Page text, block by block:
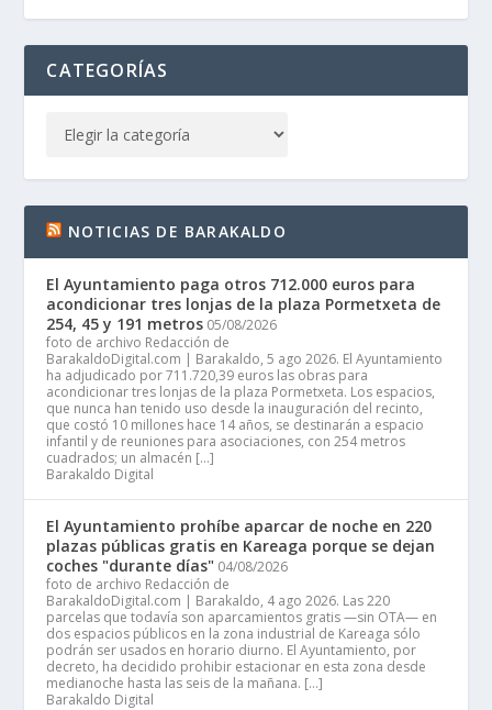
CATEGORÍAS
NOTICIAS DE BARAKALDO
El Ayuntamiento paga otros 712.000 euros para
acondicionar tres lonjas de la plaza Pormetxeta de
254, 45 y 191 metros 05/08/2026
foto de archivo Redacción de
BarakaldoDigital.com | Barakaldo, 5 ago 2026. El Ayuntamiento
ha adjudicado por 711.720,39 euros las obras para
acondicionar tres lonjas de la plaza Pormetxeta. Los espacios,
que nunca han tenido uso desde la inauguración del recinto,
que costó 10 millones hace 14 años, se destinarán a espacio
infantil y de reuniones para asociaciones, con 254 metros
cuadrados; un almacén […]
Barakaldo Digital
El Ayuntamiento prohíbe aparcar de noche en 220
plazas públicas gratis en Kareaga porque se dejan
coches "durante días" 04/08/2026
foto de archivo Redacción de
BarakaldoDigital.com | Barakaldo, 4 ago 2026. Las 220
parcelas que todavía son aparcamientos gratis —sin OTA— en
dos espacios públicos en la zona industrial de Kareaga sólo
podrán ser usados en horario diurno. El Ayuntamiento, por
decreto, ha decidido prohibir estacionar en esta zona desde
medianoche hasta las seis de la mañana. […]
Barakaldo Digital